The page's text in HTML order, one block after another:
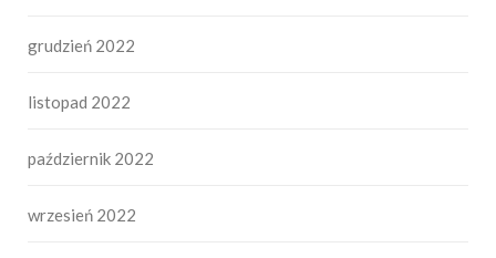
grudzień 2022
listopad 2022
październik 2022
wrzesień 2022